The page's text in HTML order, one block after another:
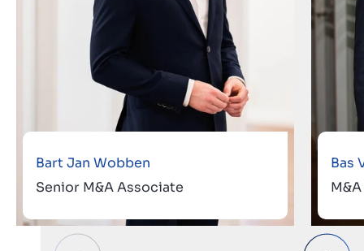
Bart Jan Wobben
Senior M&A Associate
Bas